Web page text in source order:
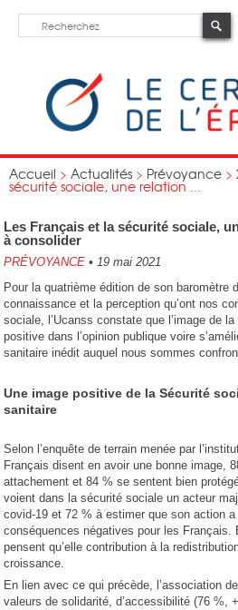
Accueil > Actualités > Prévoyance >
sécurité sociale, une relation ...
Les Français et la sécurité sociale,
à consolider
PRÉVOYANCE • 19 mai 2021
Pour la quatrième édition de son baromètre
connaissance et la perception qu’ont nos
sociale, l’Ucanss constate que l’image de
positive dans l’opinion publique voire
sanitaire inédit auquel nous sommes
Une image positive de la Sécurité
sanitaire
Selon l’enquête de terrain menée par
Français disent en avoir une bonne image,
attachement et 84 % se sentent bien
voient dans la sécurité sociale un acteur
covid-19 et 72 % à estimer que son action a
conséquences négatives pour les Français.
pensent qu’elle contribution à la
croissance.
En lien avec ce qui précède, l’association
valeurs de solidarité, d’accessibilité (76 %,